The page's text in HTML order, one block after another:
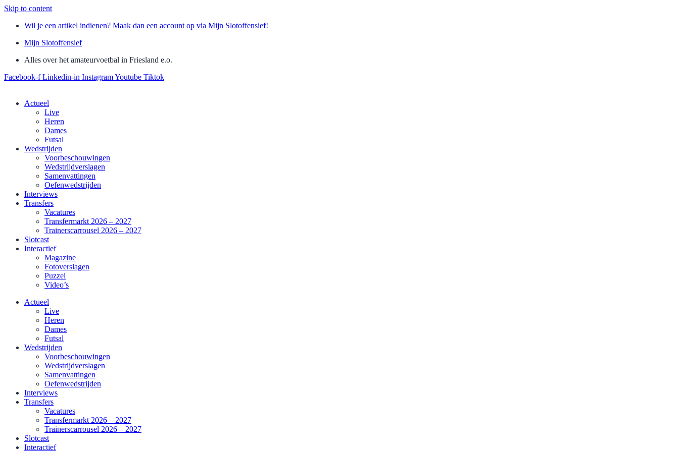
Skip to content
Wil je een artikel indienen? Maak dan een account op via Mijn Slotoffensief!
Mijn Slotoffensief
Alles over het amateurvoetbal in Friesland e.o.
Facebook-f Linkedin-in InstagramYoutube Tiktok
Actueel
Live
Heren
Dames
Futsal
Wedstrijden
Voorbeschouwingen
Wedstrijdverslagen
Samenvattingen
Oefenwedstrijden
Interviews
Transfers
Vacatures
Transfermarkt 2026 – 2027
Trainerscarrousel 2026 – 2027
Slotcast
Interactief
Magazine
Fotoverslagen
Puzzel
Video’s
Actueel
Live
Heren
Dames
Futsal
Wedstrijden
Voorbeschouwingen
Wedstrijdverslagen
Samenvattingen
Oefenwedstrijden
Interviews
Transfers
Vacatures
Transfermarkt 2026 – 2027
Trainerscarrousel 2026 – 2027
Slotcast
Interactief